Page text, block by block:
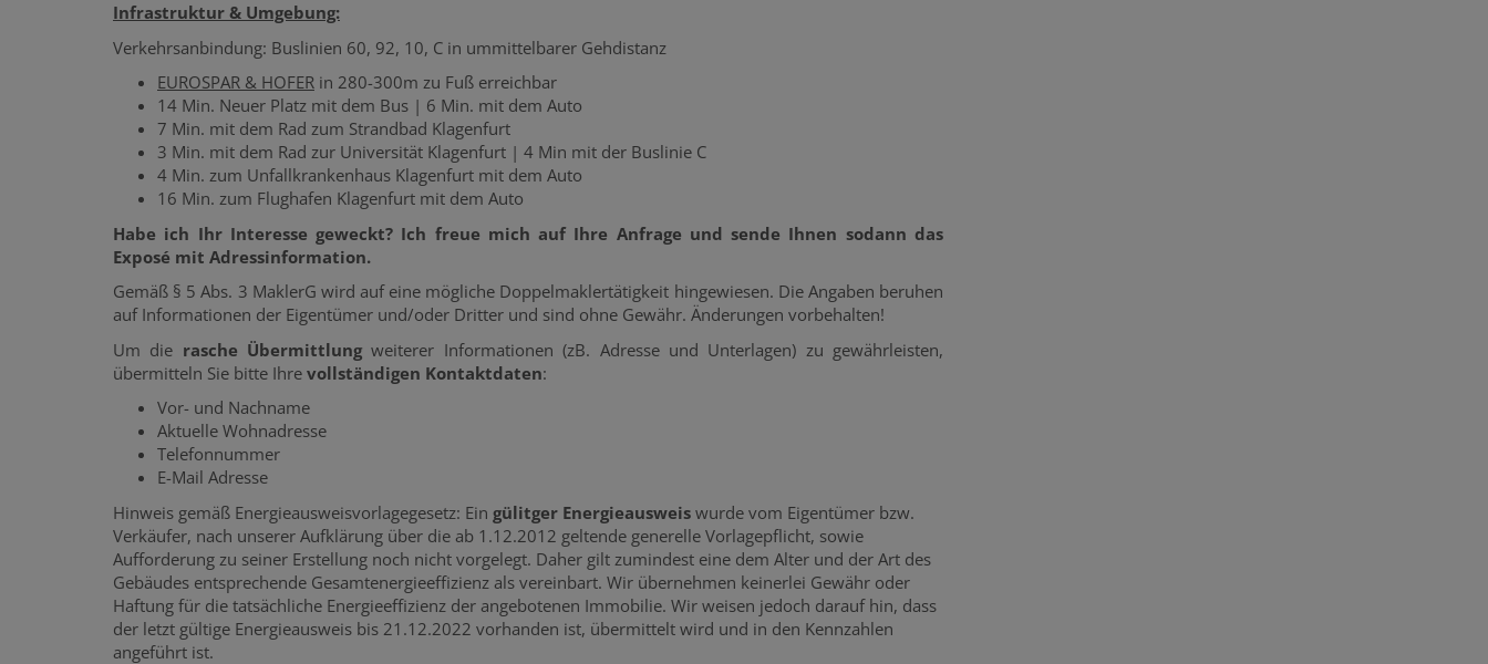
Infrastruktur & Umgebung:
Verkehrsanbindung: Buslinien 60, 92, 10, C in ummittelbarer Gehdistanz
EUROSPAR & HOFER in 280-300m zu Fuß erreichbar
14 Min. Neuer Platz mit dem Bus | 6 Min. mit dem Auto
7 Min. mit dem Rad zum Strandbad Klagenfurt
3 Min. mit dem Rad zur Universität Klagenfurt | 4 Min mit der Buslinie C
4 Min. zum Unfallkrankenhaus Klagenfurt mit dem Auto
16 Min. zum Flughafen Klagenfurt mit dem Auto
Habe ich Ihr Interesse geweckt? Ich freue mich auf Ihre Anfrage und sende Ihnen sodann das
Exposé mit Adressinformation.
Gemäß § 5 Abs. 3 MaklerG wird auf eine mögliche Doppelmaklertätigkeit hingewiesen. Die Angaben beruhen
auf Informationen der Eigentümer und/oder Dritter und sind ohne Gewähr. Änderungen vorbehalten!
Um die rasche Übermittlung weiterer Informationen (zB. Adresse und Unterlagen) zu gewährleisten,
übermitteln Sie bitte Ihre vollständigen Kontaktdaten:
Vor- und Nachname
Aktuelle Wohnadresse
Telefonnummer
E-Mail Adresse
Hinweis gemäß Energieausweisvorlagegesetz: Ein gülitger Energieausweis wurde vom Eigentümer bzw.
Verkäufer, nach unserer Aufklärung über die ab 1.12.2012 geltende generelle Vorlagepflicht, sowie
Aufforderung zu seiner Erstellung noch nicht vorgelegt. Daher gilt zumindest eine dem Alter und der Art des
Gebäudes entsprechende Gesamtenergieeffizienz als vereinbart. Wir übernehmen keinerlei Gewähr oder
Haftung für die tatsächliche Energieeffizienz der angebotenen Immobilie. Wir weisen jedoch darauf hin, dass
der letzt gültige Energieausweis bis 21.12.2022 vorhanden ist, übermittelt wird und in den Kennzahlen
angeführt ist.